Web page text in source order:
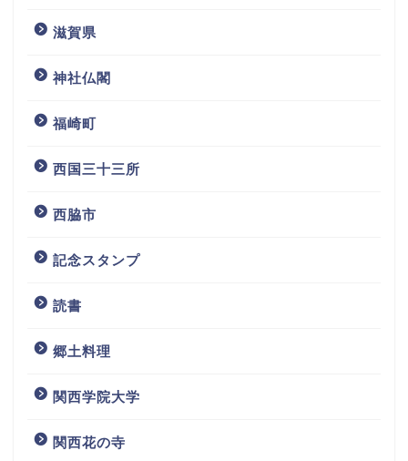
滋賀県
神社仏閣
福崎町
西国三十三所
西脇市
記念スタンプ
読書
郷土料理
関西学院大学
関西花の寺